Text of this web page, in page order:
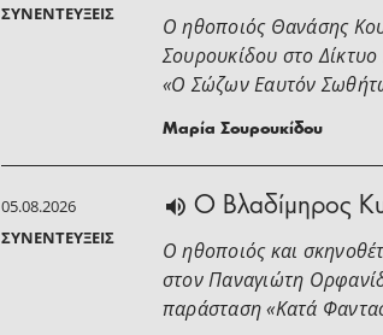
ΣΥΝΕΝΤΕΎΞΕΙΣ
Ο ηθοποιός Θανάσης
Σουρουκίδου στο
«Ο Σώζων Εαυτόν
Μαρία Σουρουκίδου
05.08.2026
ΣΥΝΕΝΤΕΎΞΕΙΣ
O Βλαδίμηρος
Ο ηθοποιός και
στoν Παναγιώτη
παράσταση «Κατά